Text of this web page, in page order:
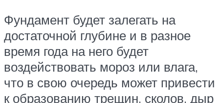
Фундамент будет залегать на
достаточной глубине и в разное
время года на него будет
воздействовать мороз или влага,
что в свою очередь может привести
к образованию трещин, сколов, дыр